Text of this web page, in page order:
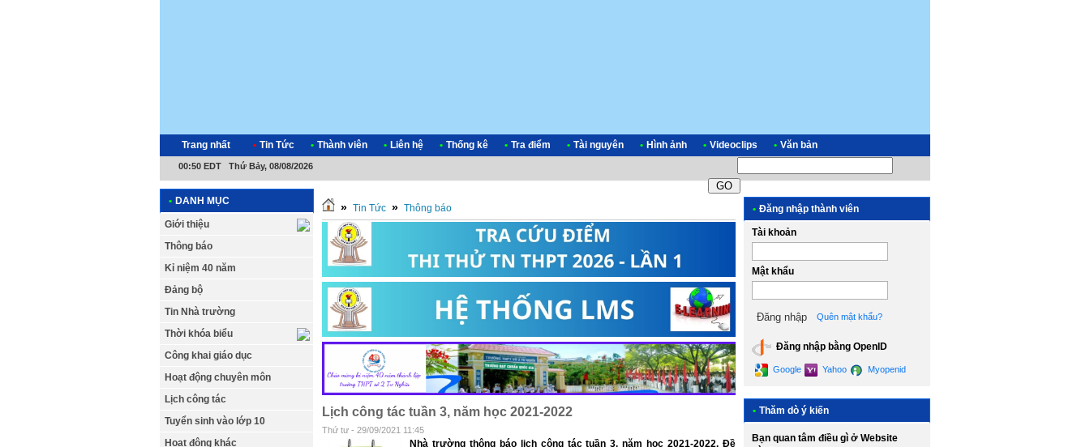
Trang nhất • Tin Tức • Thành viên • Liên hệ • Thống kê • Tra điểm • Tài nguyên • Hình ảnh • Videoclips • Văn bản
00:50 EDT Thứ Bảy, 08/08/2026
• DANH MỤC
Giới thiệu
Thông báo
Kỉ niệm 40 năm
Đảng bộ
Tin Nhà trường
Thời khóa biểu
Công khai giáo dục
Hoạt động chuyên môn
Lịch công tác
Tuyển sinh vào lớp 10
Hoạt động khác
» Tin Tức » Thông báo
Lịch công tác tuần 3, năm học 2021-2022
Thứ tư - 29/09/2021 11:45
Nhà trường thông báo lịch công tác tuần 3, năm học 2021-2022. Đề
• Đăng nhập thành viên
Tài khoản
Mật khẩu
Quên mật khẩu?
Đăng nhập bằng OpenID
Google Yahoo Myopenid
• Thăm dò ý kiến
Bạn quan tâm điều gì ở Website